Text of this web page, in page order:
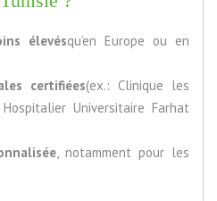
élevésqu’en Europe ou en
certifiées(ex.: Clinique les
Universitaire Farhat
, notamment pour les